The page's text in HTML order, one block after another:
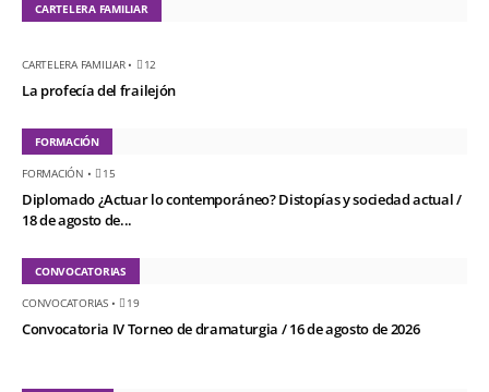
CARTELERA FAMILIAR
CARTELERA FAMILIAR• 12
La profecía del frailejón
FORMACIÓN
FORMACIÓN • 15
Diplomado ¿Actuar lo contemporáneo? Distopías y sociedad actual /
18 de agosto de...
CONVOCATORIAS
CONVOCATORIAS• 19
Convocatoria IV Torneo de dramaturgia / 16 de agosto de 2026